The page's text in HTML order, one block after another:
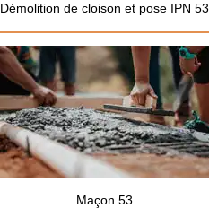
Démolition de cloison et pose IPN 53
Maçon 53